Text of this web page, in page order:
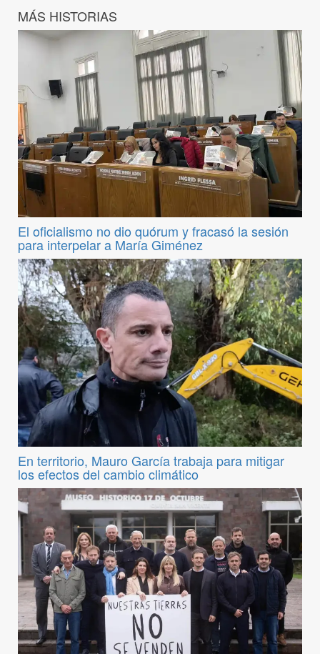
MÁS HISTORIAS
El oficialismo no dio quórum y fracasó la sesión
para interpelar a María Giménez
En territorio, Mauro García trabaja para mitigar
los efectos del cambio climático